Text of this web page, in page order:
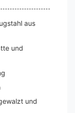
aus
und
und